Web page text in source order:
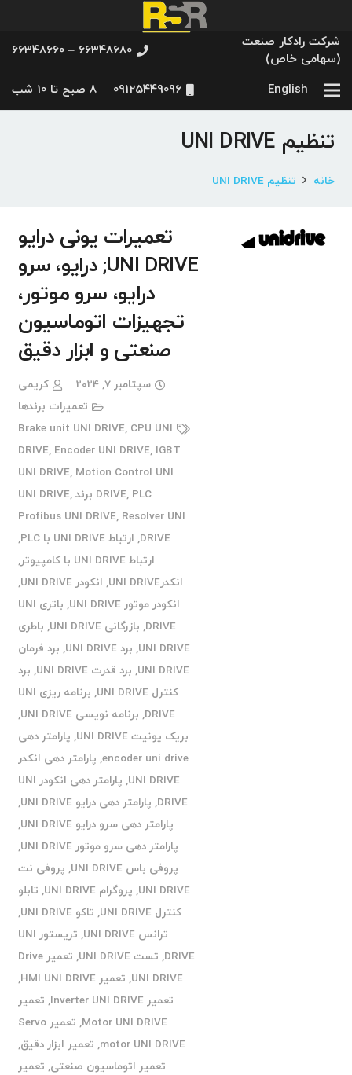
شرکت رادکار صنعت
(سهامی خاص)
66348680 – 66348660
English
09125449096 8 صبح تا 10 شب
تنظیم UNI DRIVE
خانه تنظیم UNI DRIVE
تعمیرات یونی درایو
UNI DRIVE; درایو، سرو
درایو، سرو موتور،
تجهیزات اتوماسیون
صنعتی و ابزار دقیق
سپتامبر 7, 2024
کریمی
تعمیرات برندها
Brake unit UNI DRIVE, CPU UNI
DRIVE, Encoder UNI DRIVE, IGBT
UNI DRIVE, Motion Control UNI
DRIVE, PLC برند UNI DRIVE
,
Profibus UNI DRIVE, Resolver UNI
DRIVE
, ارتباط UNI DRIVE با PLC
,
ارتباط UNI DRIVE با کامپیوتر
,
انکدرUNI DRIVE
, انکودر UNI DRIVE
,
انکودر موتور UNI DRIVE
,
باتری UNI
DRIVE
, بازرگانی UNI DRIVE , باطری
UNI DRIVE
, برد UNI DRIVE , برد فرمان
UNI DRIVE
, برد قدرت UNI DRIVE , برد
کنترل UNI DRIVE
,
برنامه ریزی UNI
DRIVE
, برنامه نویسی UNI DRIVE
,
بریک یونیت UNI DRIVE
, پارامتر دهی
encoder uni drive
, پارامتر دهی انکدر
UNI DRIVE
,
پارامتر دهی انکودر UNI
DRIVE
, پارامتر دهی درایو UNI DRIVE
,
پارامتر دهی سرو درایو UNI DRIVE
,
پارامتر دهی سرو موتور UNI DRIVE
,
پروفی باس UNI DRIVE
, پروفی نت
UNI DRIVE
, پروگرام UNI DRIVE , تابلو
کنترل UNI DRIVE
, تاکو UNI DRIVE
,
ترانس UNI DRIVE
,
تریستور UNI
DRIVE
, تست UNI DRIVE ,
تعمیر Drive
UNI DRIVE
, تعمیر HMI UNI DRIVE
,
تعمیر Inverter UNI DRIVE
, تعمیر
Motor UNI DRIVE
,
تعمیر Servo
motor UNI DRIVE
, تعمیر ابزار دقیق,
تعمیر اتوماسیون صنعتی, تعمیر